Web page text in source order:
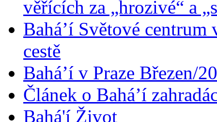
věřících za „hrozivé“ a
Bahá’í Světové
cestě
Bahá’í v Praze Březen/
Článek o Bahá’í
Bahá'í Život